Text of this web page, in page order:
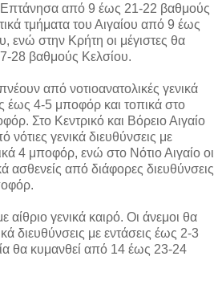
από 9 έως 21-22 βαθμούς
τμήματα του Αιγαίου από 9 έως
ενώ στην Κρήτη οι μέγιστες θα
28 βαθμούς Κελσίου.
από νοτιοανατολικές γενικά
έως 4-5 μποφόρ και τοπικά στο
Στο Κεντρικό και Βόρειο Αιγαίο
νότιες γενικά διευθύνσεις με
4 μποφόρ, ενώ στο Νότιο Αιγαίο οι
ασθενείς από διάφορες διευθύνσεις
αίθριο γενικά καιρό. Οι άνεμοι θα
διευθύνσεις με εντάσεις έως 2-3
θα κυμανθεί από 14 έως 23-24